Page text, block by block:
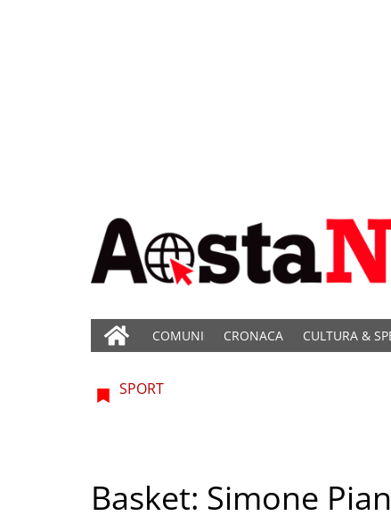
COMUNI CRONACA CULTURA &
SPORT
Basket: Simone